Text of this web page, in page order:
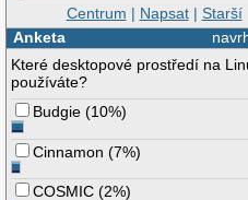
Centrum | Napsat| Starší
Anketa
Které desktopové prostředí na
používáte?
Budgie (10%)
Cinnamon (7%)
COSMIC (2%)